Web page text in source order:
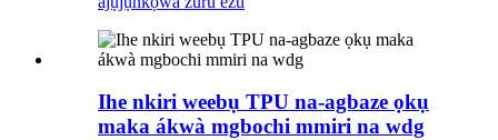
Ihe nkiri weebụ TPU na-agbaze ọkụ
maka ákwà mgbochi mmiri na wdg